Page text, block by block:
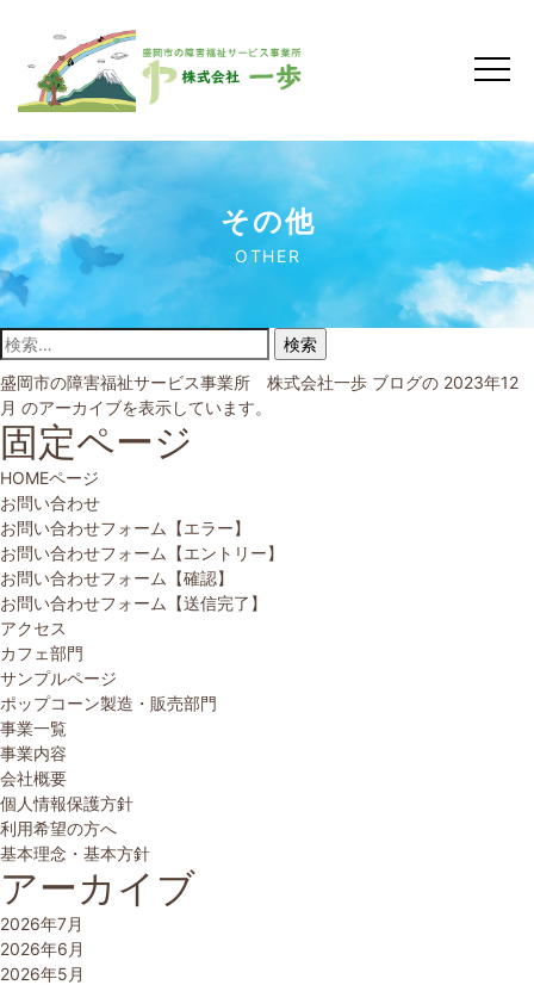
その他
OTHER
検索:
盛岡市の障害福祉サービス事業所 株式会社一歩 ブログの 2023年12
月 のアーカイブを表示しています。
固定ページ
HOMEページ
お問い合わせ
お問い合わせフォーム【エラー】
お問い合わせフォーム【エントリー】
お問い合わせフォーム【確認】
お問い合わせフォーム【送信完了】
アクセス
カフェ部門
サンプルページ
ポップコーン製造・販売部門
事業一覧
事業内容
会社概要
個人情報保護方針
利用希望の方へ
基本理念・基本方針
アーカイブ
2026年7月
2026年6月
2026年5月